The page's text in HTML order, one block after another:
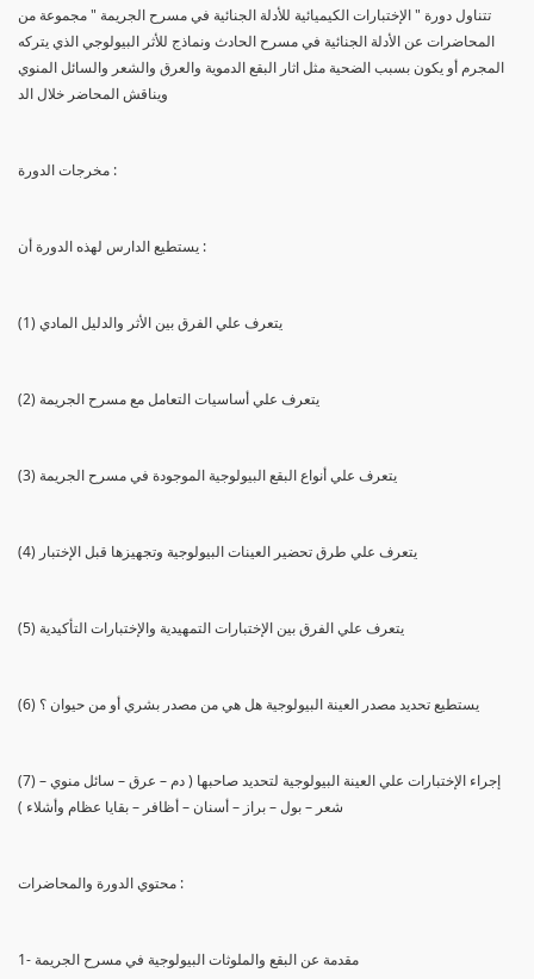
تتناول دورة " الإختبارات الكيميائية للأدلة الجنائية في مسرح الجريمة " مجموعة من
المحاضرات عن الأدلة الجنائية في مسرح الحادث ونماذج للأثر البيولوجي الذي يتركه
المجرم أو يكون بسبب الضحية مثل اثار البقع الدموية والعرق والشعر والسائل المنوي
ويناقش المحاضر خلال الد
مخرجات الدورة :
يستطيع الدارس لهذه الدورة أن :
(1) يتعرف علي الفرق بين الأثر والدليل المادي
(2) يتعرف علي أساسيات التعامل مع مسرح الجريمة
(3) يتعرف علي أنواع البقع البيولوجية الموجودة في مسرح الجريمة
(4) يتعرف علي طرق تحضير العينات البيولوجية وتجهيزها قبل الإختبار
(5) يتعرف علي الفرق بين الإختبارات التمهيدية والإختبارات التأكيدية
(6) يستطيع تحديد مصدر العينة البيولوجية هل هي من مصدر بشري أو من حيوان ؟
(7) إجراء الإختبارات علي العينة البيولوجية لتحديد صاحبها ( دم – عرق – سائل منوي –
شعر – بول – براز – أسنان – أظافر – بقايا عظام وأشلاء )
محتوي الدورة والمحاضرات :
1- مقدمة عن البقع والملوثات البيولوجية في مسرح الجريمة